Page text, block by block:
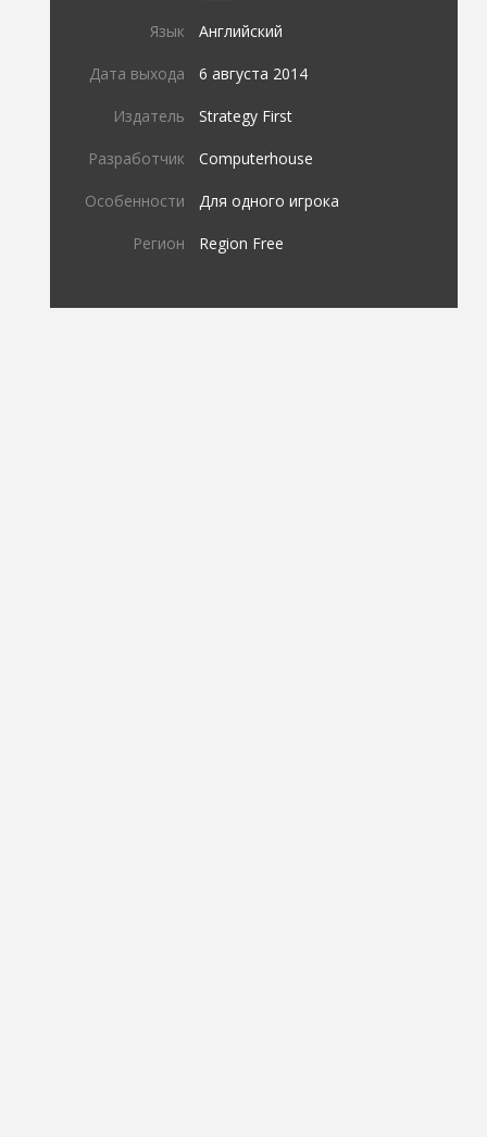
Язык Английский
Дата выхода 6 августа 2014
Издатель Strategy First
Разработчик Computerhouse
Особенности Для одного игрока
Регион Region Free